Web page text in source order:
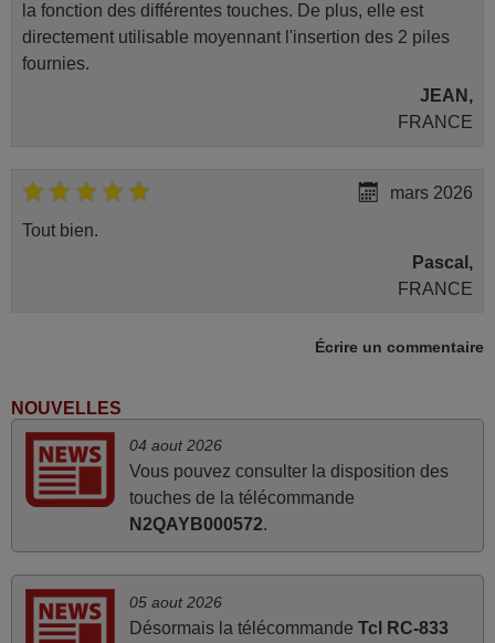
la fonction des différentes touches. De plus, elle est
directement utilisable moyennant l'insertion des 2 piles
fournies.
JEAN,
FRANCE
mars 2026
Tout bien.
Pascal,
FRANCE
mars 2026
super.
Frank,
Écrire un commentaire
NOUVELLES
04 aout 2026
Vous pouvez consulter la disposition des
touches de la télécommande
N2QAYB000572.
05 aout 2026
Désormais la télécommande Tcl RC-833